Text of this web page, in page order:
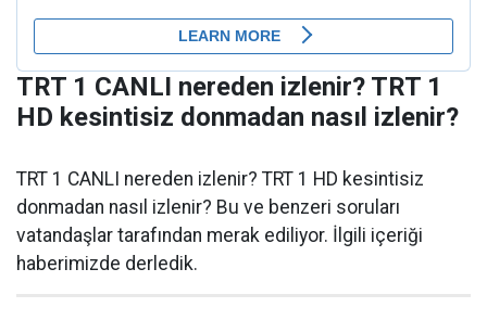
TRT 1 CANLI nereden izlenir? TRT 1
HD kesintisiz donmadan nasıl izlenir?
TRT 1 CANLI nereden izlenir? TRT 1 HD kesintisiz
donmadan nasıl izlenir? Bu ve benzeri soruları
vatandaşlar tarafından merak ediliyor. İlgili içeriği
haberimizde derledik.